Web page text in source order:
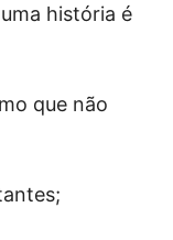
história é
que não